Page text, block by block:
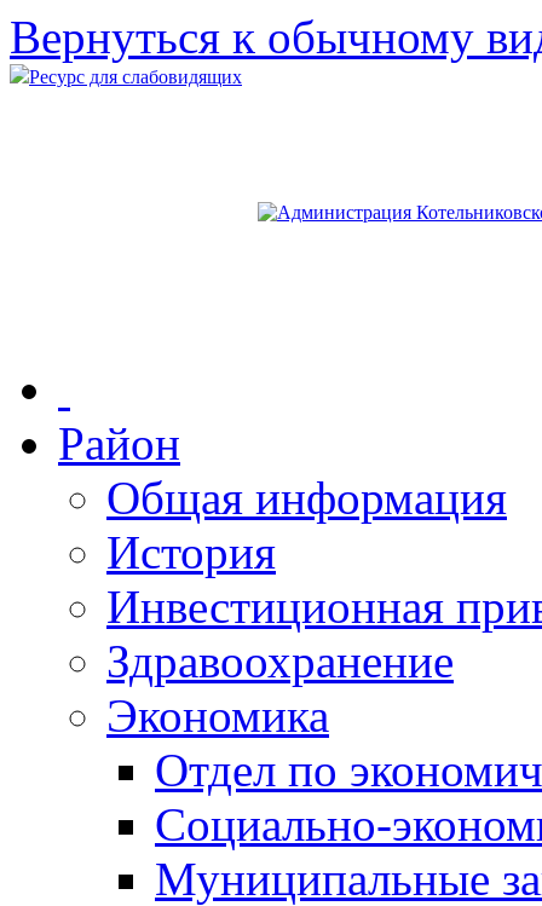
Вернуться к обычному
Ресурс для слабовидящих
Район
Общая информация
История
Инвестиционная
Здравоохранение
Экономика
Отдел по
Социально-
Муниципальные